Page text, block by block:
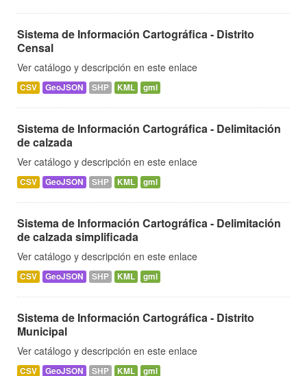
Sistema de Información Cartográfica - Distrito
Censal
Ver catálogo y descripción en este enlace
CSV GeoJSON SHP KML gml
Sistema de Información Cartográfica - Delimitación
de calzada
Ver catálogo y descripción en este enlace
CSV GeoJSON SHP KML gml
Sistema de Información Cartográfica - Delimitación
de calzada simplificada
Ver catálogo y descripción en este enlace
CSV GeoJSON SHP KML gml
Sistema de Información Cartográfica - Distrito
Municipal
Ver catálogo y descripción en este enlace
CSV GeoJSON SHP KML gml